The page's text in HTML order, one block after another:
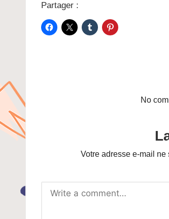
Partager :
No
Votre adresse e-mail ne